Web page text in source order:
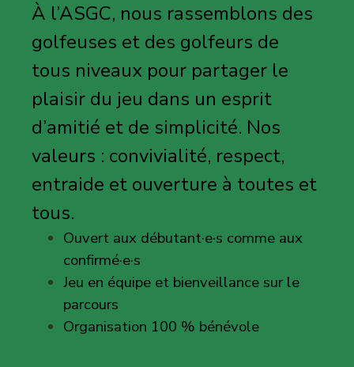
À l’ASGC, nous rassemblons des
golfeuses et des golfeurs de
tous niveaux pour partager le
plaisir du jeu dans un esprit
d’amitié et de simplicité. Nos
valeurs : convivialité, respect,
entraide et ouverture à toutes et
tous.
Ouvert aux débutant·e·s comme aux
confirmé·e·s
Jeu en équipe et bienveillance sur le
parcours
Organisation 100 % bénévole